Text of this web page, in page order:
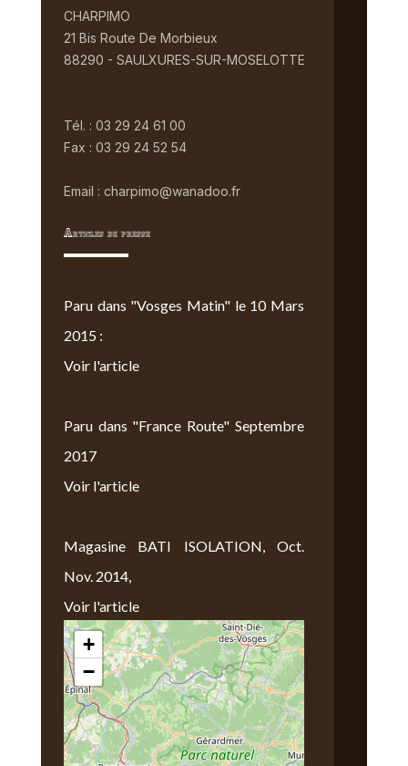
CHARPIMO
21 Bis Route De Morbieux
88290 - SAULXURES-SUR-MOSELOTTE
Tél. : 03 29 24 61 00
Fax : 03 29 24 52 54
Email : charpimo@wanadoo.fr
Articles de presse
Paru dans "Vosges Matin" le 10 Mars
2015 :
Voir l'article
Paru dans "France Route" Septembre
2017
Voir l'article
Magasine BATI ISOLATION, Oct.
Nov. 2014,
Voir l'article
Nous Trouver
+
−